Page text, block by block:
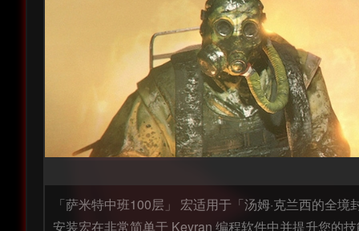
「萨米特中班100层」 宏适用于「汤姆·克兰西的全
安装宏在非常简单于 Keyran 编程软件中并提升您的